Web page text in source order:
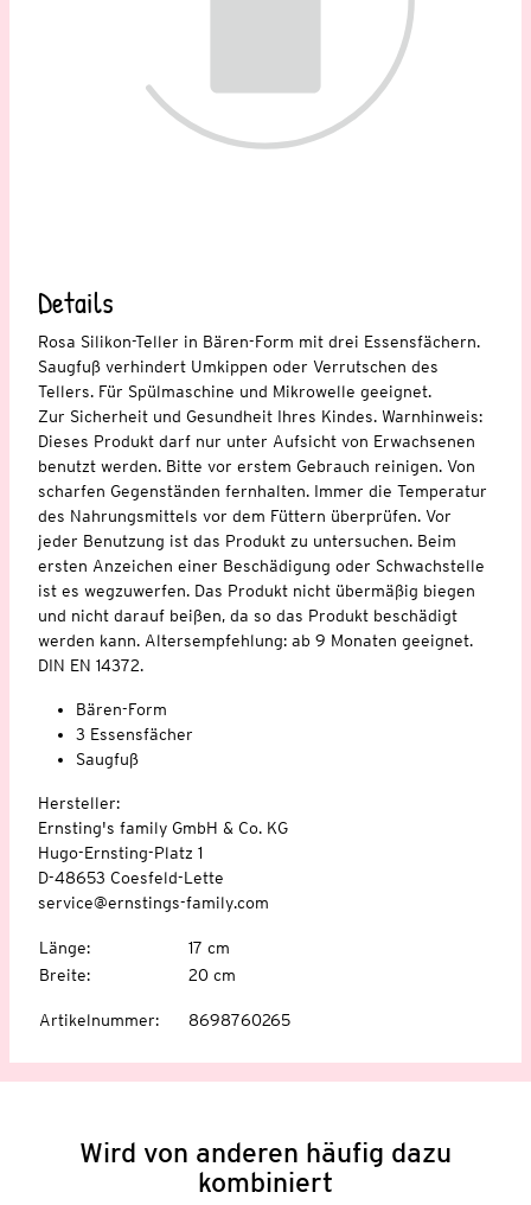
Details
Rosa Silikon-Teller in Bären-Form mit drei Essensfächern.
Saugfuß verhindert Umkippen oder Verrutschen des
Tellers. Für Spülmaschine und Mikrowelle geeignet.
Zur Sicherheit und Gesundheit Ihres Kindes. Warnhinweis:
Dieses Produkt darf nur unter Aufsicht von Erwachsenen
benutzt werden. Bitte vor erstem Gebrauch reinigen. Von
scharfen Gegenständen fernhalten. Immer die Temperatur
des Nahrungsmittels vor dem Füttern überprüfen. Vor
jeder Benutzung ist das Produkt zu untersuchen. Beim
ersten Anzeichen einer Beschädigung oder Schwachstelle
ist es wegzuwerfen. Das Produkt nicht übermäßig biegen
und nicht darauf beißen, da so das Produkt beschädigt
werden kann. Altersempfehlung: ab 9 Monaten geeignet.
DIN EN 14372.
Bären-Form
3 Essensfächer
Saugfuß
Hersteller:
Ernsting's family GmbH & Co. KG
Hugo-Ernsting-Platz 1
D-48653 Coesfeld-Lette
service@ernstings-family.com
Länge:
17 cm
Breite: 20 cm
Artikelnummer: 8698760265
Wird von anderen häufig dazu
kombiniert